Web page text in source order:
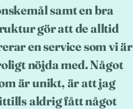
samt en bra
gör att de alltid
en service som vi är
nöjda med. Något
är unikt, är att jag
aldrig fått något